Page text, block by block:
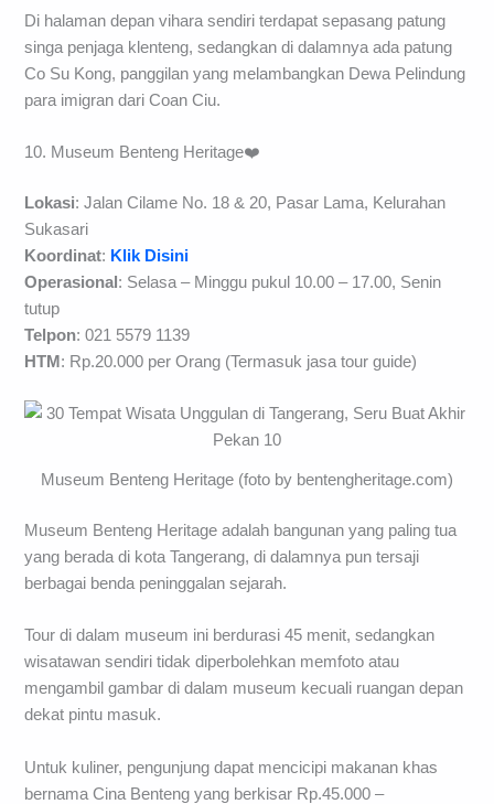
Di halaman depan vihara sendiri terdapat sepasang patung
singa penjaga klenteng, sedangkan di dalamnya ada patung
Co Su Kong, panggilan yang melambangkan Dewa Pelindung
para imigran dari Coan Ciu.
10. Museum Benteng Heritage❤️
Lokasi: Jalan Cilame No. 18 & 20, Pasar Lama, Kelurahan
Sukasari
Koordinat: Klik Disini
Operasional : Selasa – Minggu pukul 10.00 – 17.00, Senin
tutup
Telpon: 021 5579 1139
HTM : Rp.20.000 per Orang (Termasuk jasa tour guide)
Museum Benteng Heritage (foto by bentengheritage.com)
Museum Benteng Heritage adalah bangunan yang paling tua
yang berada di kota Tangerang, di dalamnya pun tersaji
berbagai benda peninggalan sejarah.
Tour di dalam museum ini berdurasi 45 menit, sedangkan
wisatawan sendiri tidak diperbolehkan memfoto atau
mengambil gambar di dalam museum kecuali ruangan depan
dekat pintu masuk.
Untuk kuliner, pengunjung dapat mencicipi makanan khas
bernama Cina Benteng yang berkisar Rp.45.000 –